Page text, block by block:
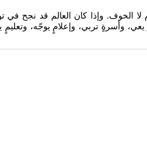
لا الخوف. وإذا كان العالم قد نجح في
يعي، وأسرةٍ تربي، وإعلامٍ يوجّه،